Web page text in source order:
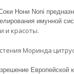
Нони Noni
имунной
и красоты.
Моринда